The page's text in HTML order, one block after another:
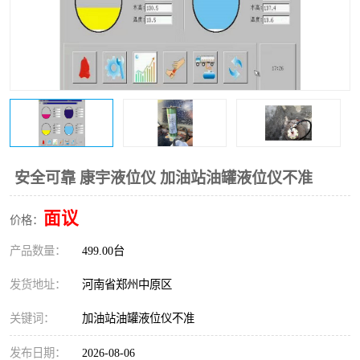
安全可靠 康宇液位仪 加油站油罐液位仪不准
价格： 面议
产品数量： 499.00台
发货地址： 河南省郑州中原区
关键词： 加油站油罐液位仪不准
发布日期： 2026-08-06
油量传感器 测漏仪
温度变送器 锅炉水位计
智能锅炉水位计 电容液位计
流量仪表 加油站液位仪